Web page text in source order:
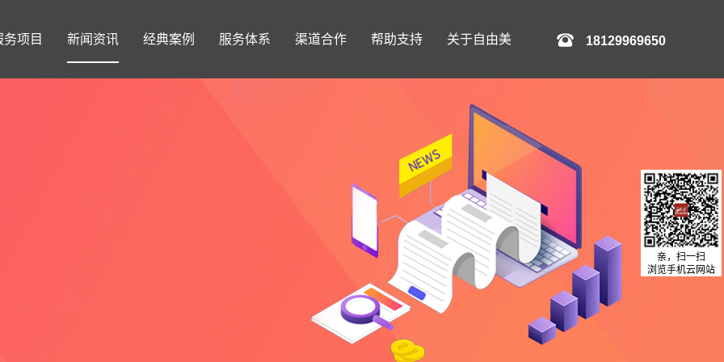
务项目 新闻资讯 经典案例 服务体系 渠道合作 帮助支持 关于自由美 18129969650
亲，扫一扫
浏览手机云网站